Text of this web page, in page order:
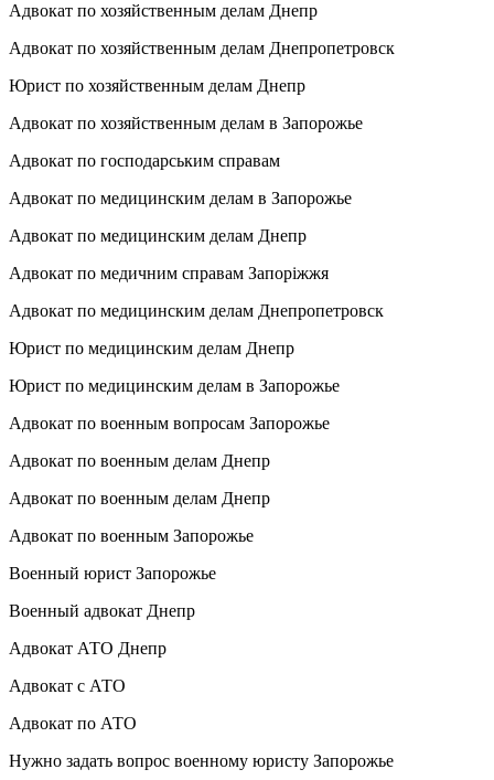
Адвокат по хозяйственным делам Днепр
Адвокат по хозяйственным делам Днепропетровск
Юрист по хозяйственным делам Днепр
Адвокат по хозяйственным делам в Запорожье
Адвокат по господарським справам
Адвокат по медицинским делам в Запорожье
Адвокат по медицинским делам Днепр
Адвокат по медичним справам Запоріжжя
Адвокат по медицинским делам Днепропетровск
Юрист по медицинским делам Днепр
Юрист по медицинским делам в Запорожье
Адвокат по военным вопросам Запорожье
Адвокат по военным делам Днепр
Адвокат по военным делам Днепр
Адвокат по военным Запорожье
Военный юрист Запорожье
Военный адвокат Днепр
Адвокат АТО Днепр
Адвокат с АТО
Адвокат по АТО
Нужно задать вопрос военному юристу Запорожье